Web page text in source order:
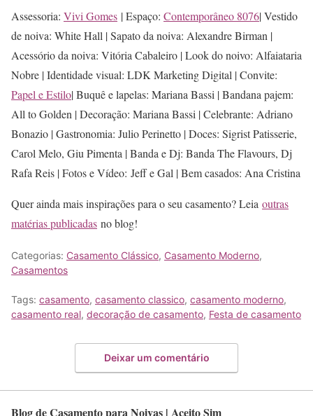
Assessoria: Vivi Gomes | Espaço: Contemporâneo 8076| Vestido
de noiva: White Hall | Sapato da noiva: Alexandre Birman |
Acessório da noiva: Vitória Cabaleiro | Look do noivo: Alfaiataria
Nobre | Identidade visual: LDK Marketing Digital | Convite:
Papel e Estilo| Buquê e lapelas: Mariana Bassi | Bandana pajem:
All to Golden | Decoração: Mariana Bassi | Celebrante: Adriano
Bonazio | Gastronomia: Julio Perinetto | Doces: Sigrist Patisserie,
Carol Melo, Giu Pimenta | Banda e Dj: Banda The Flavours, Dj
Rafa Reis | Fotos e Vídeo: Jeff e Gal | Bem casados: Ana Cristina
Quer ainda mais inspirações para o seu casamento? Leia outras
matérias publicadas no blog!
Categorias: Casamento Clássico, Casamento Moderno,
Casamentos
Tags: casamento, casamento classico, casamento moderno,
casamento real, decoração de casamento, Festa de casamento
Deixar um comentário
Blog de Casamento para Noivas | Aceito Sim